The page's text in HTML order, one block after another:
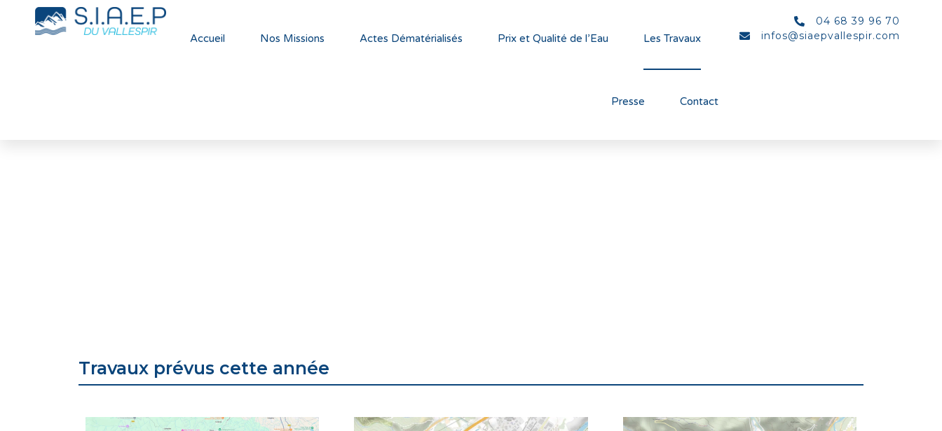
Accueil Nos Missions Actes Dématérialisés Prix et Qualité de l’Eau Les Travaux
Presse Contact
04 68 39 96 70
infos@siaepvallespir.com
Travaux prévus cette année